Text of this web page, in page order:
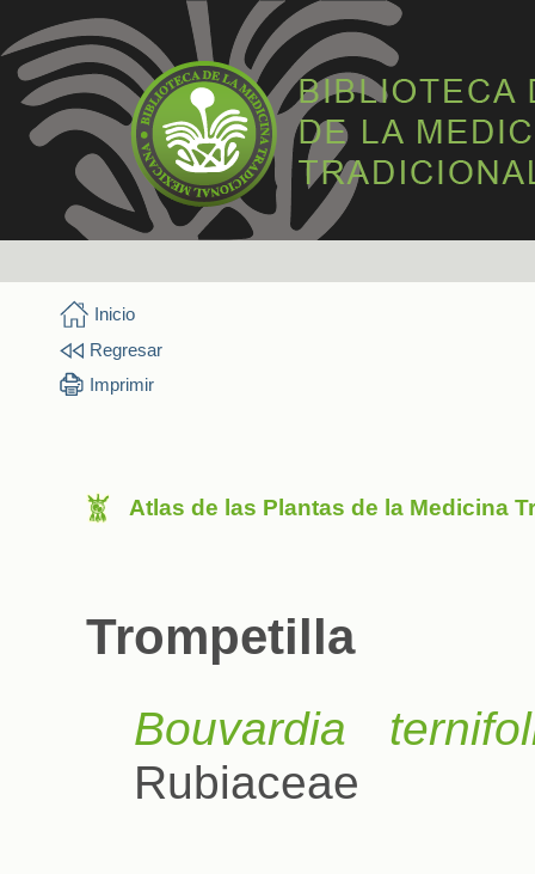
Inicio
Regresar
Imprimir
Atlas de las Plantas de la Medicina
Trompetilla
Bouvardia
Rubiaceae